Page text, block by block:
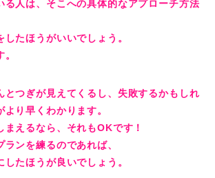
る人は、そこへの具体的なアプローチ方法
たほうがいいでしょう。
とつぎが見えてくるし、失敗するかもしれ
り早くわかります。
まえるなら、それもOKです！
ンを練るのであれば、
たほうが良いでしょう。